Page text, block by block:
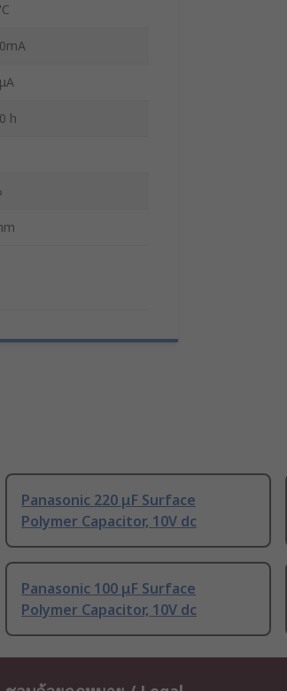
h
Panasonic 220 μF Surface
Polymer Capacitor, 10V dc
Panasonic 100 μF Surface
Polymer Capacitor, 10V dc